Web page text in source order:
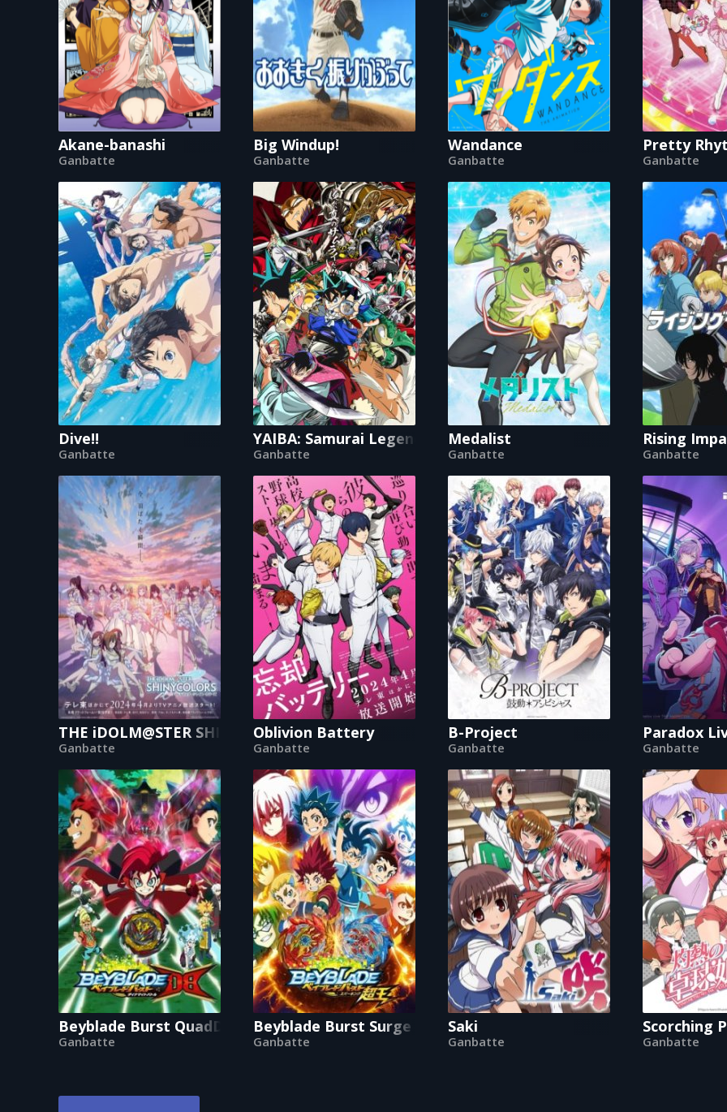
Akane-banashi
Ganbatte
Big Windup!
Ganbatte
Wandance
Ganbatte
Pretty
Ganbatte
Dive!!
Ganbatte
YAIBA: Samurai Legend
Ganbatte
Medalist
Ganbatte
Rising
Ganbatte
THE iDOLM@STER SHINY COLORS
Ganbatte
Oblivion Battery
Ganbatte
B-Project
Ganbatte
Paradox
Ganbatte
Beyblade Burst QuadDrive
Ganbatte
Beyblade Burst Surge
Ganbatte
Saki
Ganbatte
Scorching
Ganbatte